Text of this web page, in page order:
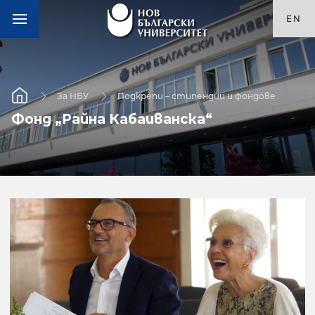
EN
За НБУ Подкрепи – стипендии и фондове
Фонд „Райна Кабаиванска“